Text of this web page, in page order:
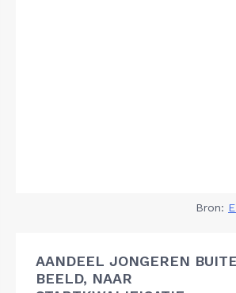
Bron:
AANDEEL JONGEREN
BEELD, NAAR